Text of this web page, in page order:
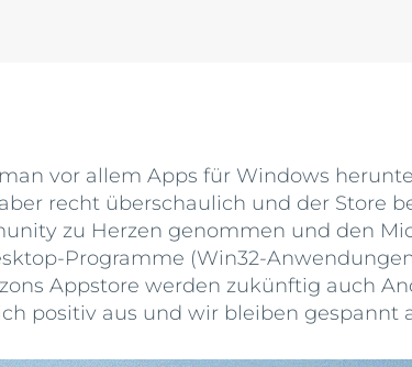
vor allem Apps für Windows
recht überschaulich und der Store
zu Herzen genommen und den
Programme (Win32-
Appstore werden zukünftig auch
positiv aus und wir bleiben gespannt